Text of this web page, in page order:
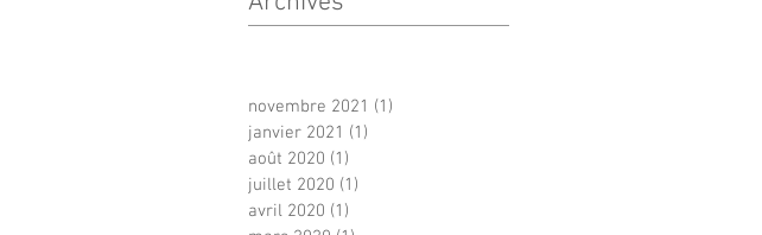
novembre 2021 (1)
janvier 2021 (1)
août 2020 (1)
juillet 2020 (1)
avril 2020 (1)